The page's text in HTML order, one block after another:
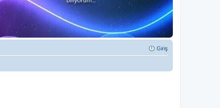
Giriş